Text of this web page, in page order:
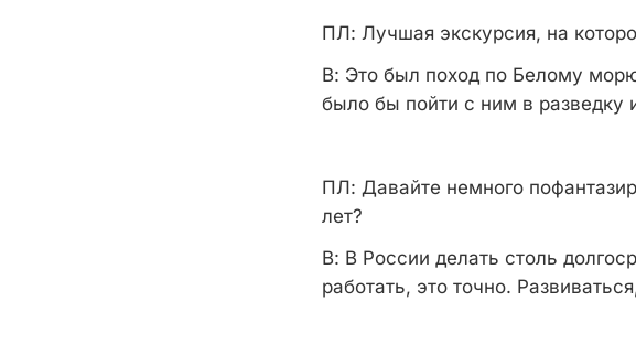
ПЛ: Лучшая экскурсия, на
В: Это был поход по Белому
было бы пойти с ним в разведку
ПЛ: Давайте немного
лет?
В: В России делать столь
работать, это точно.